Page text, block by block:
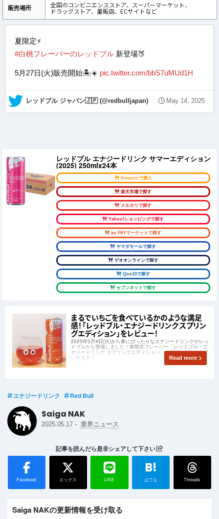
販売場所 全国のコンビニエンスストア、スーパーマーケット、
ドラッグストア、量販店、ECサイトなど
夏限定⚡️
#白桃フレーバーのレッドブル 新登場🍑
5月27日(火)販売開始🏝️☀️ pic.twitter.com/bbS7uMUd1H
— レッドブル ジャパン🇯🇵 (@redbulljapan) May 14, 2025
レッドブル エナジードリンク サマーエディション
(2025) 250mlx24本
Amazonで購入
楽天市場で探す
メルカリで探す
Yahoo!ショッピングで探す
au PAYマーケットで探す
ヤマダモールで探す
ゲオオンラインで探す
Qoo10で探す
セブンネットで探す
まるでいちごを食べているかのような満足
感！「レッドブル・エナジードリンク スプリン
グエディション」をレビュー！
2025年3月4日(火)から春にぴったりなエナジードリンクがレッ
ドブルから登場しました！春限定フレーバー「レッドブル・エ
ナジードリンク スプリングエディション」を早速レビューして
いきます！ Read more
エナジードリンク Red Bull
Saiga NAK
2025.05.17 - 業界ニュース
記事を読んだら是非シェアして下さい
Facebook エックス LINE
B!
はてな Threads
Saiga NAKの更新情報を受け取る